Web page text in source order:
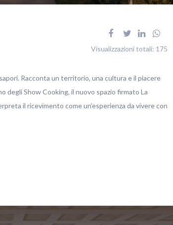
Visualizzazioni totali: 175
Racconta un territorio, una cultura e il piacere
degli Show Cooking, il nuovo spazio firmato La
il ricevimento come un’esperienza da vivere con